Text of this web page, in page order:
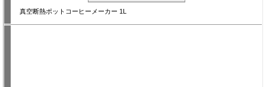
真空断熱ポットコーヒーメーカー 1L